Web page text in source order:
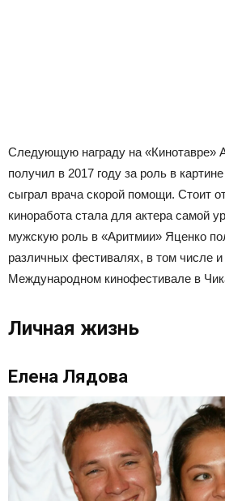
Следующую награду на «Кинотавре»
получил в 2017 году за роль в
сыграл врача скорой помощи. Стоит
киноработа стала для актера самой
мужскую роль в «Аритмии» Яценко
различных фестивалях, в том числе
Международном кинофестивале в
Личная жизнь
Елена Лядова